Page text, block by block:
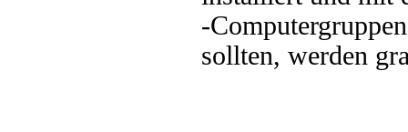
-
sollten, werden